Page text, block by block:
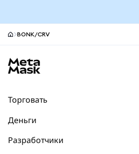
BONK/CRV
Торговать
Прогнозы
Деньги
Разработчики